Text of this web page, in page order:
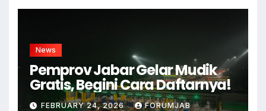
News
Pemprov Jabar Gelar Mudik
Gratis, Begini Cara Daftarnya!
FEBRUARY 24, 2026 FORUMJAB